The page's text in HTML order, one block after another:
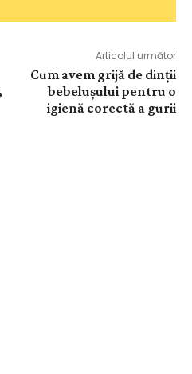
Articolul următor
Cum avem grijă de dinții
bebelușului pentru o
igienă corectă a gurii